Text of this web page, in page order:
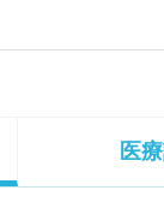
医